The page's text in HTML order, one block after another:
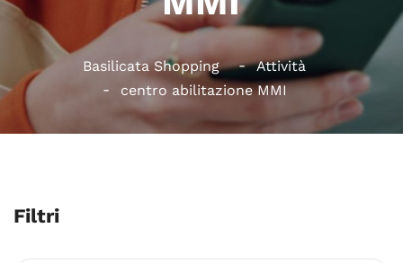
Basilicata Shopping
Attività
centro abilitazione MMI
Filtri